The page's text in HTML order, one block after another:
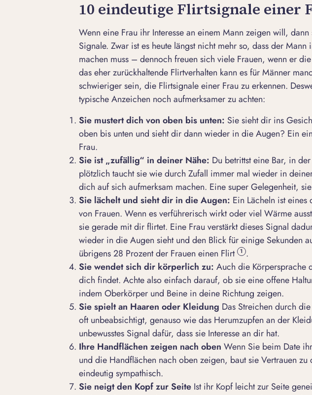
10 eindeutige Flirtsignale einer
Wenn eine Frau ihr Interesse an einem Mann zeigen will, dann
Signale. Zwar ist es heute längst nicht mehr so, dass der Mann
machen muss – dennoch freuen sich viele Frauen, wenn er
das eher zurückhaltende Flirtverhalten kann es für Männer
schwieriger sein, die Flirtsignale einer Frau zu erkennen.
typische Anzeichen noch aufmerksamer zu achten:
Sie mustert dich von oben bis unten: Sie sieht dir ins
oben bis unten und sieht dir dann wieder in die Augen? Ein
Frau.
Sie ist „zufällig“ in deiner Nähe: Du betrittst eine Bar, in
plötzlich taucht sie wie durch Zufall immer mal wieder in
dich auf sich aufmerksam machen. Eine super Gelegenheit,
Sie lächelt und sieht dir in die Augen: Ein Lächeln ist
von Frauen. Wenn es verführerisch wirkt oder viel Wärme
sie gerade mit dir flirtet. Eine Frau verstärkt dieses Signal
wieder in die Augen sieht und den Blick für einige Sekunden
übrigens 28 Prozent der Frauen einen Flirt
1 .
Sie wendet sich dir körperlich zu: Auch die Körpersprache
dich findet. Achte also einfach darauf, ob sie eine offene
indem Oberkörper und Beine in deine Richtung zeigen.
Sie spielt an Haaren oder Kleidung Das Streichen durch
oft unbeabsichtigt, genauso wie das Herumzupfen an der
unbewusstes Signal dafür, dass sie Interesse an dir hat.
Ihre Handflächen zeigen nach oben Wenn Sie beim Date
und die Handflächen nach oben zeigen, baut sie Vertrauen
eindeutig sympathisch.
Sie neigt den Kopf zur Seite Ist ihr Kopf leicht zur Seite